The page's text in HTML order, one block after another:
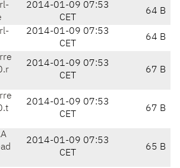
2014-01-09 07:53
CET
64 B
2014-01-09 07:53
CET
64 B
2014-01-09 07:53
CET
67 B
2014-01-09 07:53
CET
67 B
2014-01-09 07:53
CET
65 B